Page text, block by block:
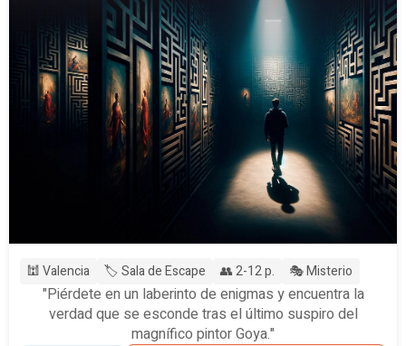
🕍 Valencia 🏷️ Sala de Escape 👥 2-12 p. 🎭 Misterio
"Piérdete en un laberinto de enigmas y encuentra la
verdad que se esconde tras el último suspiro del
magnífico pintor Goya."